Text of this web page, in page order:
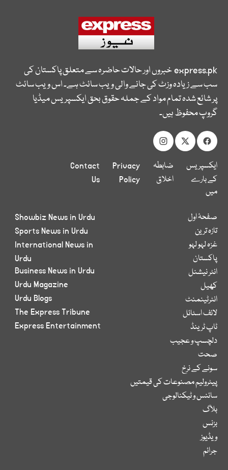
express.pkخبروں اور حالات حاضرہ سے متعلق پاکستان کی
سب سے زیادہ وزٹ کی جانے والی ویب سائٹ ہے۔ اس ویب سائٹ
پر شائع شدہ تمام مواد کے جملہ حقوق بحق ایکسپریس میڈیا
گروپ محفوظ ہیں۔
ایکسپریس
کے بارے
میں
ضابطہ
اخلاق
Privacy
Policy
Contact
Us
صفحۂ اول
تازہ ترین
غزہ لہو لہو
پاکستان
انٹر نیشنل
کھیل
انٹرٹینمنٹ
لائف اسٹائل
ٹاپ ٹرینڈ
دلچسپ و عجیب
صحت
سونے کے نرخ
پیٹرولیم مصنوعات کی قیمتیں
سائنس و ٹیکنالوجی
بلاگ
بزنس
ویڈیوز
جرائم
Showbiz News in Urdu
Sports News in Urdu
International News in
Urdu
Business News in Urdu
Urdu Magazine
Urdu Blogs
The Express Tribune
Express Entertainment